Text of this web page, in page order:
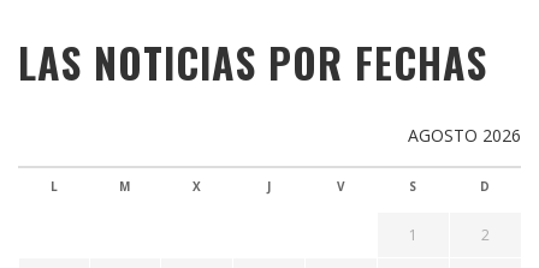
LAS NOTICIAS POR FECHAS
AGOSTO 2026
L M X J V S D
1 2